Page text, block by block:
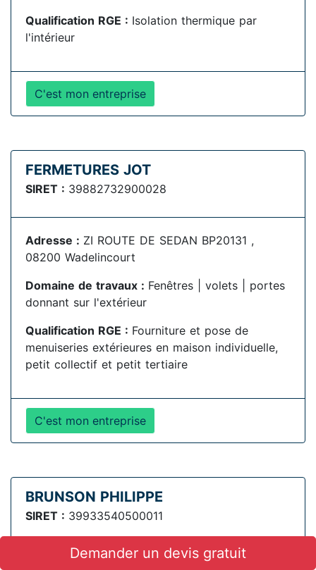
Qualification RGE : Isolation thermique par
l'intérieur
C'est mon entreprise
FERMETURES JOT
SIRET : 39882732900028
Adresse : ZI ROUTE DE SEDAN BP20131 ,
08200 Wadelincourt
Domaine de travaux : Fenêtres | volets | portes
donnant sur l'extérieur
Qualification RGE : Fourniture et pose de
menuiseries extérieures en maison individuelle,
petit collectif et petit tertiaire
C'est mon entreprise
BRUNSON PHILIPPE
SIRET : 39933540500011
Demander un devis gratuit